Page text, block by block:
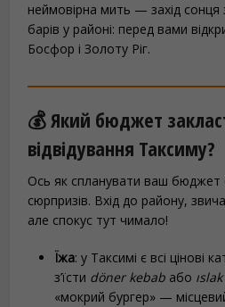
неймовірна мить — захід
барів у районі: перед вами
Босфор і Золоту Ріг.
💰 Який бюджет
відвідування Таксиму?
Ось як спланувати ваш бюджет
сюрпризів. Вхід до району,
але спокус тут чимало!
Їжа: у Таксимі є всі цінові
з’їсти döner kebab або
«мокрий бургер» —